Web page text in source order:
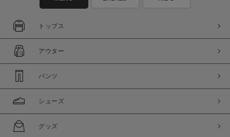
トップス
アウター
パンツ
シューズ
グッズ